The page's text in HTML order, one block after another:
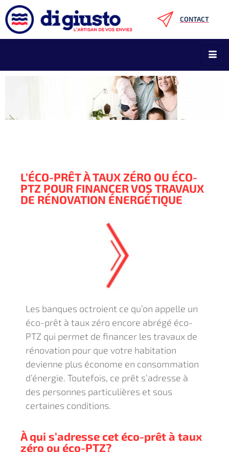
CONTACT
L’ÉCO-PRÊT À TAUX ZÉRO OU ÉCO-
PTZ POUR FINANCER VOS TRAVAUX
DE RÉNOVATION ÉNERGÉTIQUE
Les banques octroient ce qu’on appelle un
éco-prêt à taux zéro encore abrégé éco-
PTZ qui permet de financer les travaux de
rénovation pour que votre habitation
devienne plus économe en consommation
d’énergie. Toutefois, ce prêt s’adresse à
des personnes particulières et sous
certaines conditions.
À qui s’adresse cet éco-prêt à taux
zéro ou éco-PTZ?